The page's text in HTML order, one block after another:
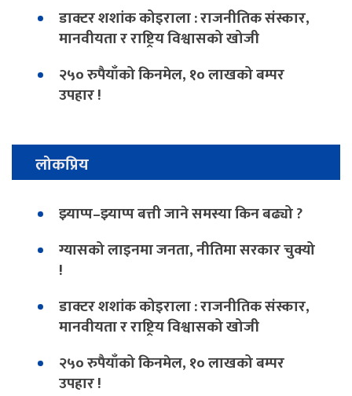
डाक्टर शशांक कोइराला : राजनीतिक संस्कार,
मानवीयता र राष्ट्रिय विश्वासको खोजी
२५० रुपैयाँको किनमेल, १० लाखको बम्पर
उपहार !
लोकप्रिय
झ्याप्प–झ्याप्प बत्ती जाने समस्या किन बढ्यो ?
ग्यासको लाइनमा जनता, नीतिमा सरकार चुक्यो
!
डाक्टर शशांक कोइराला : राजनीतिक संस्कार,
मानवीयता र राष्ट्रिय विश्वासको खोजी
२५० रुपैयाँको किनमेल, १० लाखको बम्पर
उपहार !